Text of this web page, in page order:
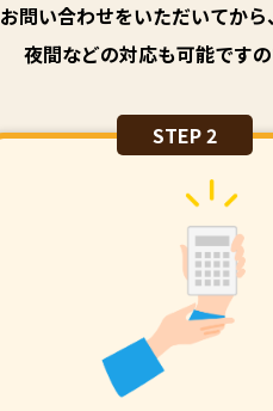
お問い合わせをいただいてか
夜間などの対応も可能です
STEP 2